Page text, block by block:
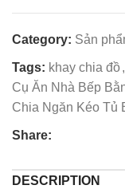
Category: Sản
Tags: khay chia đồ,
Cụ Ăn Nhà Bếp
Chia Ngăn Kéo Tủ
Share:
DESCRIPTION